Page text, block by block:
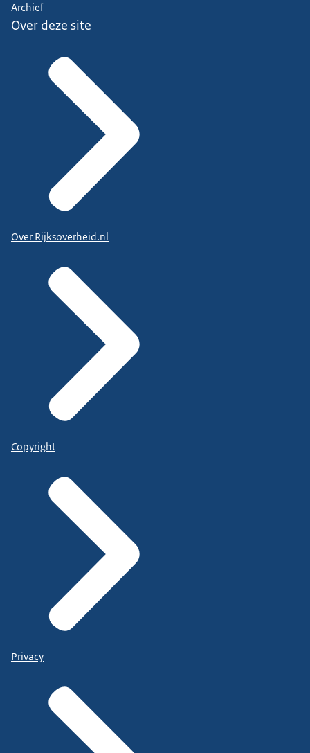
Archief
Over deze site
Over Rijksoverheid.nl
Copyright
Privacy